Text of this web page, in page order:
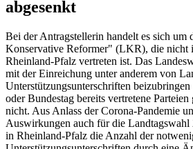
abgesenkt
Bei der Antragstellerin handelt es sich um
Konservative Reformer" (LKR), die nicht
Rheinland-Pfalz vertreten ist. Das
mit der Einreichung unter anderem von
Unterstützungsunterschriften
oder Bundestag bereits vertretene
nicht. Aus Anlass der Corona-Pandemie
Auswirkungen auch für die Landtagswahl
in Rheinland-Pfalz die Anzahl der